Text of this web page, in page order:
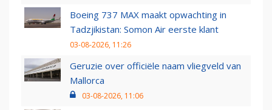
Boeing 737 MAX maakt opwachting in
Tadzjikistan: Somon Air eerste klant
03-08-2026, 11:26
Geruzie over officiële naam vliegveld van
Mallorca
03-08-2026, 11:06